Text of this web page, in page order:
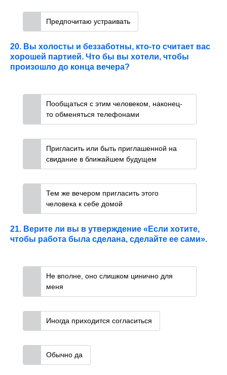
Предпочитаю устраивать
20. Вы холосты и беззаботны, кто-то считает вас
хорошей партией. Что бы вы хотели, чтобы
произошло до конца вечера?
Пообщаться с этим человеком, наконец-
то обменяться телефонами
Пригласить или быть приглашенной на
свидание в ближайшем будущем
Тем же вечером пригласить этого
человека к себе домой
21. Верите ли вы в утверждение «Если хотите,
чтобы работа была сделана, сделайте ее сами».
Не вполне, оно слишком цинично для
меня
Иногда приходится согласиться
Обычно да